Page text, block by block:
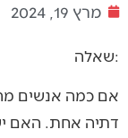
מרץ 19, 2024
שאלה:
אם כמה אנשים
דתיה אחת. האם